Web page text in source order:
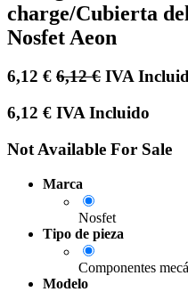
charge/Cubierta
Nosfet Aeon
6,12 € 6,12€ IVA
6,12 € IVA Incluido
Not Available For Sale
Marca
Nosfet
Tipo de pieza
Componentes
Modelo